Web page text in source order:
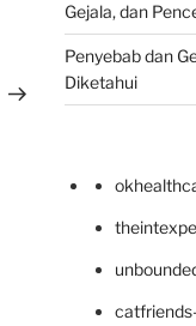
Gejala, dan
Penyebab dan
Diketahui